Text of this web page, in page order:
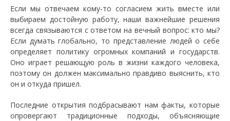
Если мы отвечаем кому-то согласием жить вместе или
выбираем достойную работу, наши важнейшие решения
всегда связываются с ответом на вечный вопрос: кто мы?
Если думать глобально, то представление людей о себе
определяет политику огромных компаний и государств.
Оно играет решающую роль в жизни каждого человека,
поэтому он должен максимально правдиво выяснить, кто
он и откуда пришел.
Последние открытия подбрасывают нам факты, которые
опровергают традиционные подходы, объясняющие